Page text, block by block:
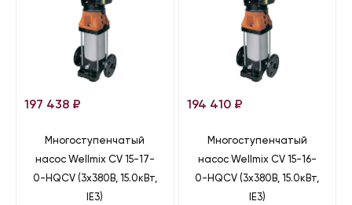
197 438 ₽
Многоступенчатый
насос Wellmix CV 15-17-
0-HQCV (3х380В, 15.0кВт,
IE3)
194 410 ₽
Многоступенчатый
насос Wellmix CV 15-16-
0-HQCV (3х380В, 15.0кВт,
IE3)